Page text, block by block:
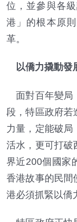
位，並參與各
港」的根本原
革。
以僑力撬動發
面對百年變局
段，特區政府若
力量，定能破局
活水，更可打破
界近200個國家
香港故事的民間
港必須抓緊以僑